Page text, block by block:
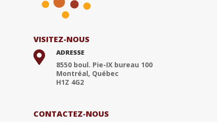
VISITEZ-NOUS
 ADRESSE
8550 boul. Pie-IX bureau 100
Montréal, Québec
H1Z 4G2
CONTACTEZ-NOUS